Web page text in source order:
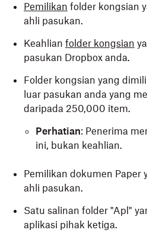
Pemilikan folder kongsian
ahli pasukan.
Keahlian folder kongsian
pasukan Dropbox anda.
Folder kongsian yang
luar pasukan anda yang
daripada 250,000 item.
Perhatian: Penerima
ini, bukan keahlian.
Pemilikan dokumen Paper
ahli pasukan.
Satu salinan folder "Apl"
aplikasi pihak ketiga.